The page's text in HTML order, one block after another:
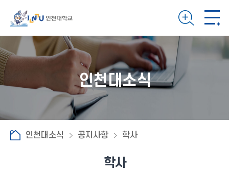
인천대소식
인천대소식 공지사항 학사
학사